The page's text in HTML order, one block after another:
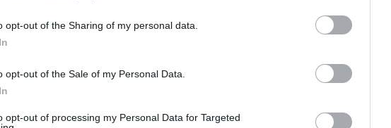
opt-out of the Sharing of my personal data.
opt-out of the Sale of my Personal Data.
opt-out of processing my Personal Data for Targeted
–
Liūdna vyresnio amžiaus dirbančiųjų
Žinios Lietuvos diena
00:02:08